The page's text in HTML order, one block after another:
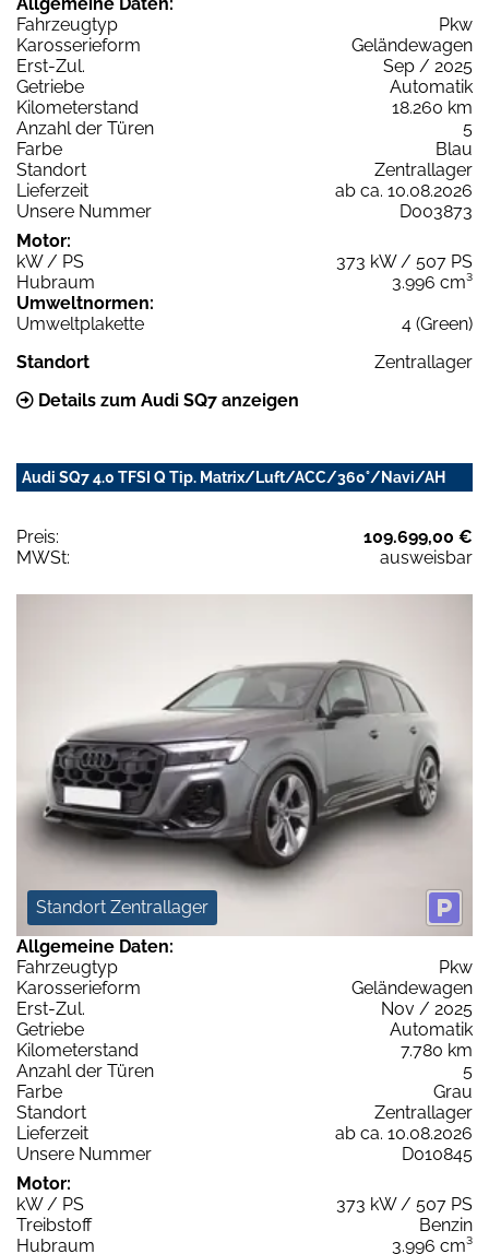
Fahrzeugtyp
Pkw
Karosserieform
Geländewagen
Erst-Zul.
Sep / 2025
Getriebe
Automatik
Kilometerstand
18.260 km
Anzahl der Türen
5
Farbe
Blau
Standort
Zentrallager
Lieferzeit
ab ca. 10.08.2026
Unsere Nummer
D003873
Motor:
kW / PS
373 kW / 507 PS
Hubraum
3.996 cm³
Umweltnormen:
Umweltplakette
4 (Green)
Standort
Zentrallager
Details zum Audi SQ7 anzeigen
Audi SQ7 4.0 TFSI Q Tip. Matrix/Luft/ACC/360°/Navi/AH
Preis:
109.699,00 €
MWSt:
ausweisbar
Standort Zentrallager
Allgemeine Daten:
Fahrzeugtyp
Pkw
Karosserieform
Geländewagen
Erst-Zul.
Nov / 2025
Getriebe
Automatik
Kilometerstand
7.780 km
Anzahl der Türen
5
Farbe
Grau
Standort
Zentrallager
Lieferzeit
ab ca. 10.08.2026
Unsere Nummer
D010845
Motor:
kW / PS
373 kW / 507 PS
Treibstoff
Benzin
Hubraum
3.996 cm³